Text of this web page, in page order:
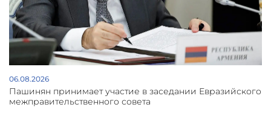
06.08.2026
Пашинян принимает участие в заседании Евразийского
межправительственного совета